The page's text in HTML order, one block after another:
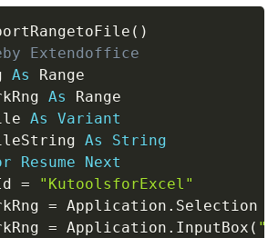
( )
Extendoffice
As
As
As
Variant
As
String
Resume
Next
=
"KutoolsforExcel"
= Application .
= Application . InputBox (